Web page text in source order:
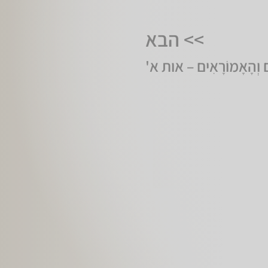
>> הבא
– אות א'